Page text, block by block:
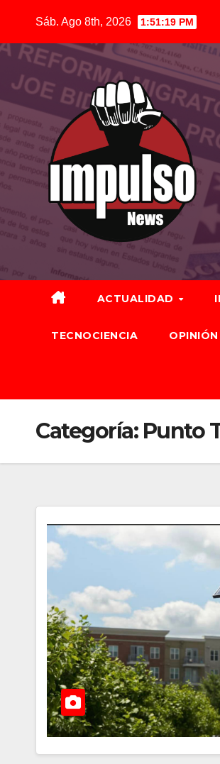
contenido
Sáb. Ago 8th, 2026 1:51:21 PM
ACTUALIDAD
TECNOCIENCIA OPINIÓN
Categoría: Punto